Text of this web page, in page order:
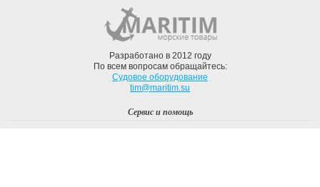
Разработано в 2012 году
По всем вопросам обращайтесь:
Судовое оборудование
tim@maritim.su
Сервис и помощь